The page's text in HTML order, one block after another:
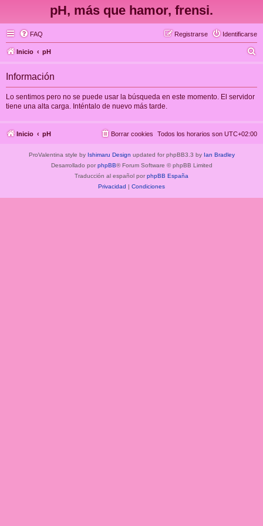
pH, más que hamor, frensi.
FAQ Identificarse
Registrarse
Inicio pH
Información
Lo sentimos pero no se puede usar la búsqueda en este momento. El servidor
tiene una alta carga. Inténtalo de nuevo más tarde.
Inicio pH Todos los horarios son UTC+02:00
Borrar cookies
ProValentina style by Ishimaru Design updated for phpBB3.3 by Ian Bradley
Desarrollado por phpBB® Forum Software © phpBB Limited
Traducción al español por phpBB España
Privacidad | Condiciones